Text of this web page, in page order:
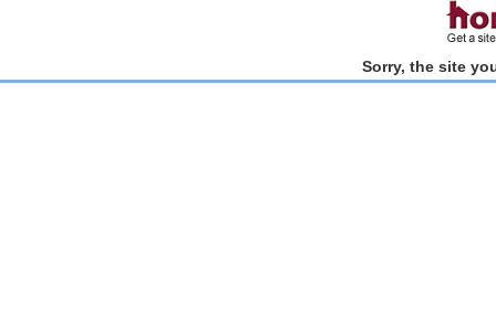
Sorry, the site